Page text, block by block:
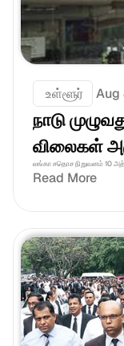
உள்ளூர் Aug
நாடு
விலைகள்
லங்கா சதொச நிறுவனம் 10
Read More